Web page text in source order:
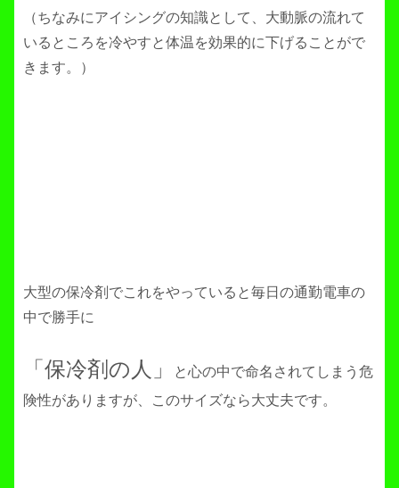
（ちなみにアイシングの知識として、大動脈の流れて
いるところを冷やすと体温を効果的に下げることがで
きます。）
大型の保冷剤でこれをやっていると毎日の通勤電車の
中で勝手に
「保冷剤の人」
と心の中で命名されてしまう危
険性がありますが、このサイズなら大丈夫です。